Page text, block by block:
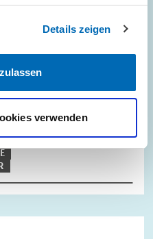
Details zeigen
verwenden
gewinnen deutlich
in deutschen Standardaktien
Prozent zugelegt.